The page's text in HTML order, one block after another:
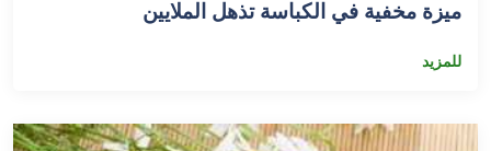
ميزة مخفية في الكباسة تذهل الملايين
للمزيد